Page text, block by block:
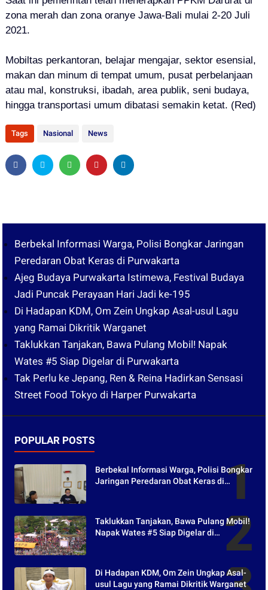
zona merah dan zona oranye Jawa-Bali mulai 2-20 Juli
2021.
Mobiltas perkantoran, belajar mengajar, sektor esensial,
makan dan minum di tempat umum, pusat perbelanjaan
atau mal, konstruksi, ibadah, area publik, seni budaya,
hingga transportasi umum dibatasi semakin ketat. (Red)
Tags Nasional News
Berbekal Informasi Warga, Polisi Bongkar Jaringan
Peredaran Obat Keras di Purwakarta
Ajeg Budaya Purwakarta Istimewa, Festival Budaya
Jadi Puncak Perayaan Hari Jadi ke-195
Di Hadapan KDM, Om Zein Ungkap Asal-usul Lagu
yang Ramai Dikritik Warganet
Taklukkan Tanjakan, Bawa Pulang Mobil! Napak
Wates #5 Siap Digelar di Purwakarta
Tak Perlu ke Jepang, Ren & Reina Hadirkan Sensasi
Street Food Tokyo di Harper Purwakarta
POPULAR POSTS
Berbekal Informasi Warga, Polisi Bongkar
Jaringan Peredaran Obat Keras di
Taklukkan Tanjakan, Bawa Pulang Mobil!
Napak Wates #5 Siap Digelar di
Di Hadapan KDM, Om Zein Ungkap Asal-
usul Lagu yang Ramai Dikritik Warganet